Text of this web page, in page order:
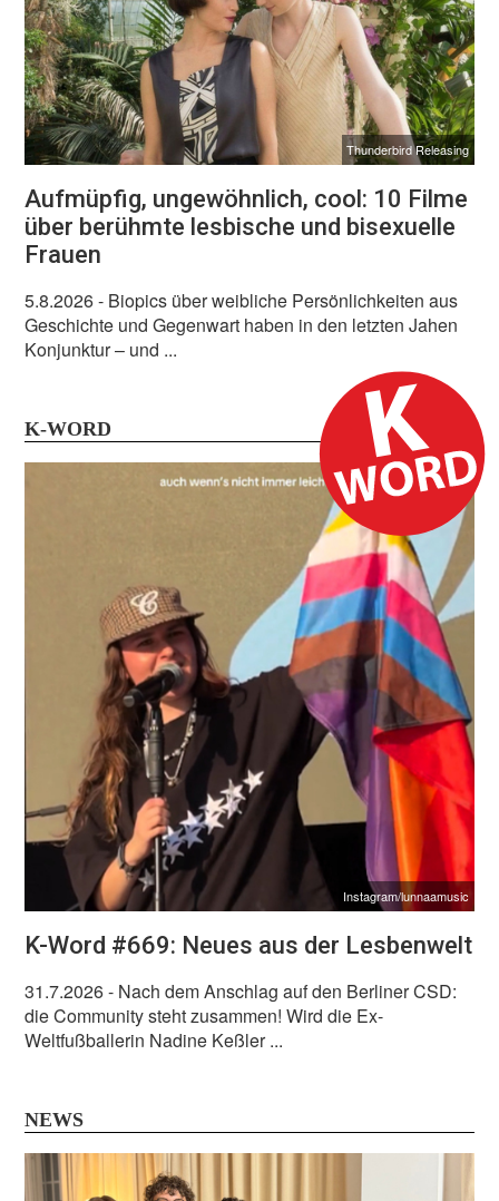
Thunderbird Releasing
Aufmüpfig, ungewöhnlich, cool: 10 Filme
über berühmte lesbische und bisexuelle
Frauen
5.8.2026- Biopics über weibliche Persönlichkeiten aus
Geschichte und Gegenwart haben in den letzten Jahen
Konjunktur – und ...
K-WORD
Instagram/lunnaamusic
K-Word #669: Neues aus der Lesbenwelt
31.7.2026- Nach dem Anschlag auf den Berliner CSD:
die Community steht zusammen! Wird die Ex-
Weltfußballerin Nadine Keßler ...
NEWS